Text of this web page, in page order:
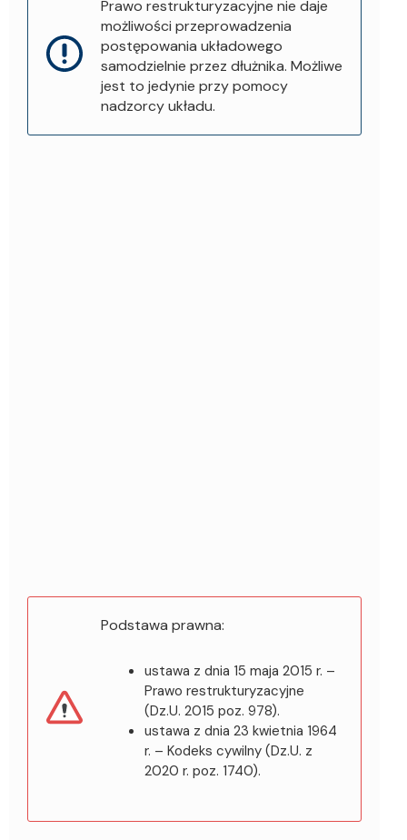
Prawo restrukturyzacyjne nie daje
możliwości przeprowadzenia
postępowania układowego
samodzielnie przez dłużnika. Możliwe
jest to jedynie przy pomocy
nadzorcy układu.
Podstawa prawna:
ustawa z dnia 15 maja 2015 r. –
Prawo restrukturyzacyjne
(Dz.U. 2015 poz. 978).
ustawa z dnia 23 kwietnia 1964
r. – Kodeks cywilny (Dz.U. z
2020 r. poz. 1740).